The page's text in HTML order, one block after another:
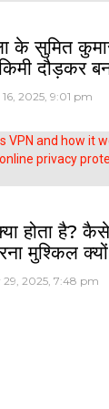
के सुमित
दौड़कर
2025, 9:01 pm
होता है?
मुश्किल क्यों
29, 2025, 7:48 pm